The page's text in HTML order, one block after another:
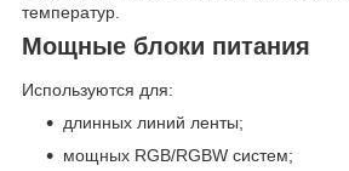
температур.
Мощные блоки питания
Используются для:
длинных линий ленты;
мощных RGB/RGBW систем;